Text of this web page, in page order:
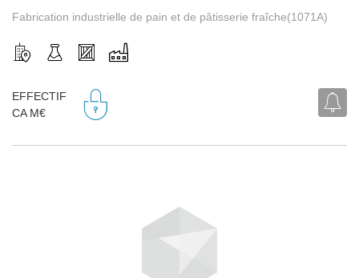
Fabrication industrielle de pain et de pâtisserie fraîche(1071A)
EFFECTIF
CA M€